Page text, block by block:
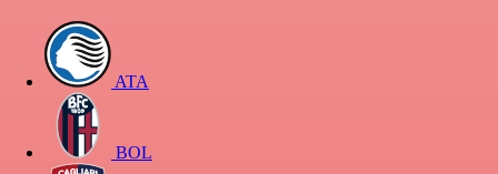
ATA
BOL